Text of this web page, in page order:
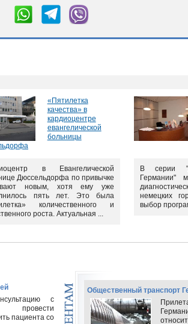
«Пятилетка
качества» в
кардиоцентре
евангелической
больницы
в Евангелической
Дюссельдорфа по привычке
новым, хотя ему уже
пять лет. Это была
количественного и
роста. Актуальная ...
В серии
Германии"
немецких
выбор
с
провести
пациента со
Общественный транспорт